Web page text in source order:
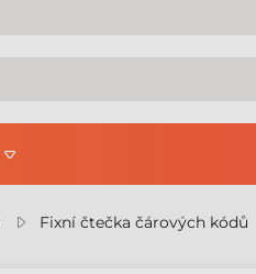
Fixní čtečka čárových kódů